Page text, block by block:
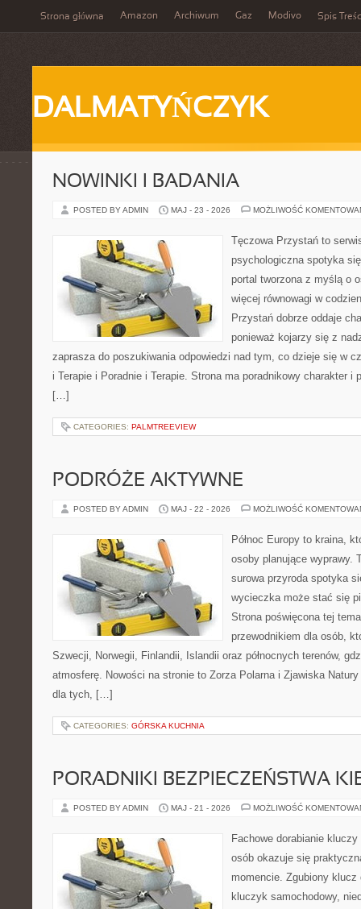
Strona główna Amazon Archiwum Gaz Modivo Spis
DALMATYŃCZYK
NOWINKI I BADANIA
POSTED BY ADMIN MAJ - 23 - 2026 MOŻLIWOŚĆ
Tęczowa Przystań to
psychologiczna spotyka
portal tworzona z myślą o
więcej równowagi w
Przystań dobrze oddaje
ponieważ kojarzy się z
zaprasza do poszukiwania odpowiedzi nad tym, co dzieje się w
i Terapie i Poradnie i Terapie. Strona ma poradnikowy charakter i
[…]
CATEGORIES: PALMTREEVIEW
PODRÓŻE AKTYWNE
POSTED BY ADMIN MAJ - 22 - 2026 MOŻLIWOŚĆ
Północ Europy to kraina,
osoby planujące wyprawy.
surowa przyroda spotyka
wycieczka może stać się
Strona poświęcona tej
przewodnikiem dla osób,
Szwecji, Norwegii, Finlandii, Islandii oraz północnych terenów,
atmosferę. Nowości na stronie to Zorza Polarna i Zjawiska
dla tych, […]
CATEGORIES: GÓRSKA KUCHNIA
PORADNIKI BEZPIECZEŃSTWA
POSTED BY ADMIN MAJ - 21 - 2026 MOŻLIWOŚĆ
Fachowe dorabianie
osób okazuje się
momencie. Zgubiony
kluczyk samochodowy,